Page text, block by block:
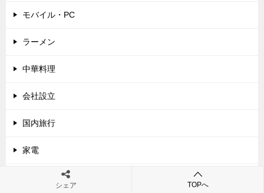
モバイル・PC
ラーメン
中華料理
会社設立
国内旅行
家電
シェア TOPへ